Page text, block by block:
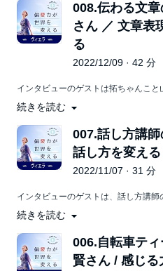
し、形にする企画〜運営を支援。
出し、実現する勇気を与え続けて
https://note.com/vieraworldcafe
008.伝わる文
さん ／ 文章表
る
2022/12/09 · 42 分
インタビューのゲストは拓ちゃんこと
伝える力【話す・書く】研究所所長／
出版社で編集者・記者を務めたのちラ
立。26年間で3,600件以上の取材・執
韓国・台湾向けの翻訳も合わせると50
専門家。
ているかと思ったら、文章とはツール
の一つだと。
山口拓朗さんの伝わる文章に向き合っ
の文章が人の心を動かすのか、その
は○○○○ーだということが！
続きを読む
007.話し方講
話し方を変え
2022/11/07 · 31 分
インタビューのゲストは、話し方講師
PodcastとVoicyで「話し方」のハナシ
番組。
素敵な笑顔と声でインタビューに応じ
続きを読む
006.自転車テ
賢さん / 感じ